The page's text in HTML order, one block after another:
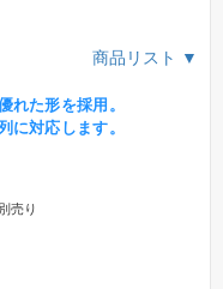
商品リスト ▼
れた形を採用。
に対応します。
売り